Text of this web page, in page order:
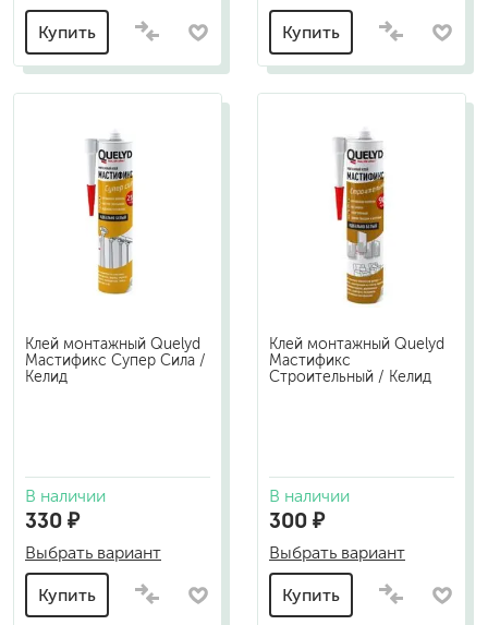
Купить Купить
Клей монтажный Quelyd
Мастификс Супер Сила /
Келид
В наличии
330 ₽
Выбрать вариант
Купить
Клей монтажный Quelyd
Мастификс
Строительный / Келид
В наличии
300 ₽
Выбрать вариант
Купить